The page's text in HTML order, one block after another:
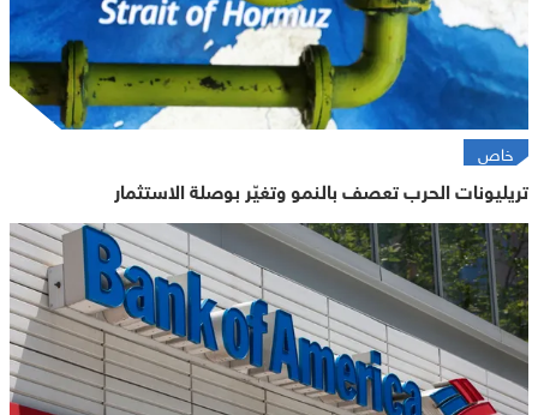
خاص
تريليونات الحرب تعصف بالنمو وتغيّر بوصلة الاستثمار